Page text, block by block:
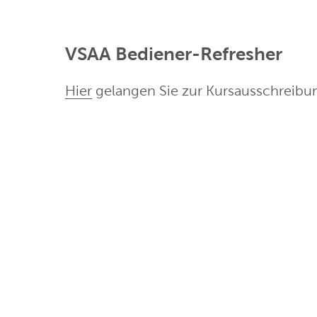
VSAA Bediener-Refresher
Hier gelangen Sie zur